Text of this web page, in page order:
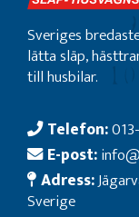
Sveriges
lätta släp,
till husbilar.
Telefon:
E-post:
Adress:
Sverige